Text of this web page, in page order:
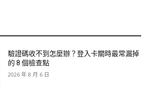
驗證碼收不到怎麼辦？登入卡關時最常漏掉
的 8 個檢查點
2026 年 8 月 6 日